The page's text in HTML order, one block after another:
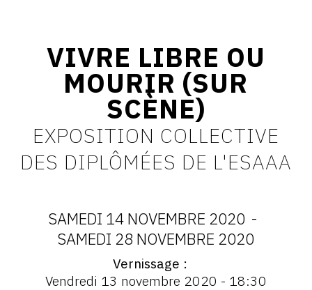
INSTAGRAM
FACEBOOK
TWITTER
PINTEREST
VIVRE LIBRE OU
MOURIR (SUR
SCÈNE)
EXPOSITION COLLECTIVE
DES DIPLÔMÉES DE L'ESAAA
DATES
:
SAMEDI 14 NOVEMBRE 2020 -
SAMEDI 28 NOVEMBRE 2020
Vernissage
Vendredi 13 novembre 2020 - 18:30